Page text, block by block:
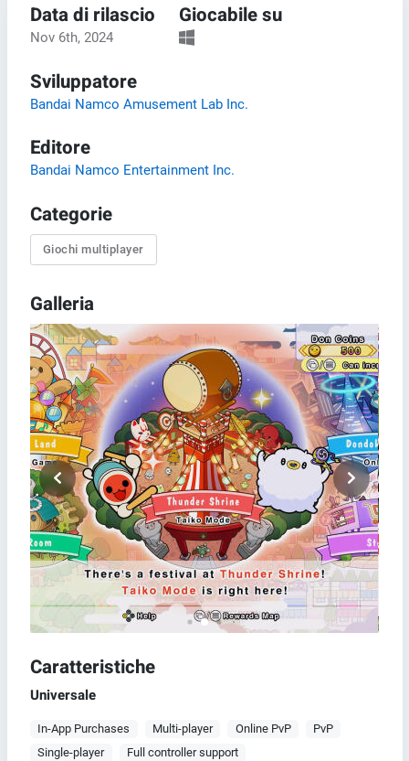
Data di rilascio
Nov 6th, 2024
Giocabile su
Sviluppatore
Bandai Namco Amusement Lab Inc.
Editore
Bandai Namco Entertainment Inc.
Categorie
Giochi multiplayer
Galleria
Caratteristiche
Universale
In-App Purchases Multi-player Online PvP
PvP
Single-player
Full controller support